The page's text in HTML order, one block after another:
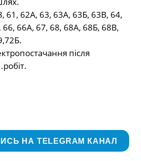
61, 62А, 63, 63А, 63Б, 63В, 64,
66А, 67, 68, 68А, 68Б, 68В,
після
НА TELEGRAM КАНАЛ